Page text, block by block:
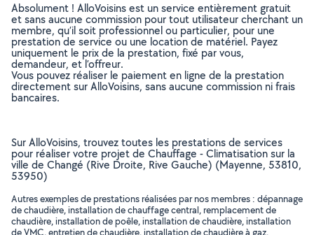
Absolument ! AlloVoisins est un service entièrement gratuit
et sans aucune commission pour tout utilisateur cherchant un
membre, qu’il soit professionnel ou particulier, pour une
prestation de service ou une location de matériel. Payez
uniquement le prix de la prestation, fixé par vous,
demandeur, et l’offreur.
Vous pouvez réaliser le paiement en ligne de la prestation
directement sur AlloVoisins, sans aucune commission ni frais
bancaires.
Sur AlloVoisins, trouvez toutes les prestations de services
pour réaliser votre projet de Chauffage - Climatisation sur la
ville de Changé (Rive Droite, Rive Gauche) (Mayenne, 53810,
53950)
Autres exemples de prestations réalisées par nos membres : dépannage
de chaudière, installation de chauffage central, remplacement de
chaudière, installation de poêle, installation de chaudière, installation
de VMC, entretien de chaudière, installation de chaudière à gaz,